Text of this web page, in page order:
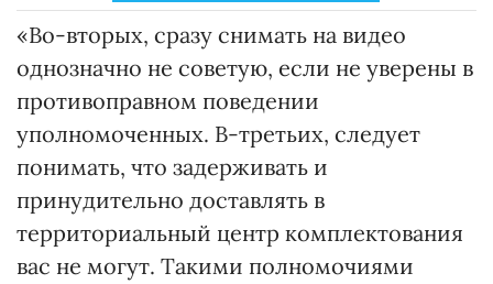
«Во-вторых, сразу снимать на видео
однозначно не советую, если не уверены в
противоправном поведении
уполномоченных. В-третьих, следует
понимать, что задерживать и
принудительно доставлять в
территориальный центр комплектования
вас не могут. Такими полномочиями